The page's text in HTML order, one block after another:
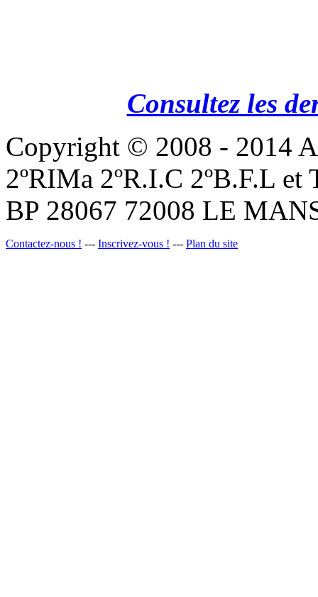
Consultez les
Copyright © 2008 - 2014
2ºRIMa 2ºR.I.C 2ºB.F.L
BP 28067 72008 LE
Contactez-nous ! --- Inscrivez-vous ! --- Plan du site